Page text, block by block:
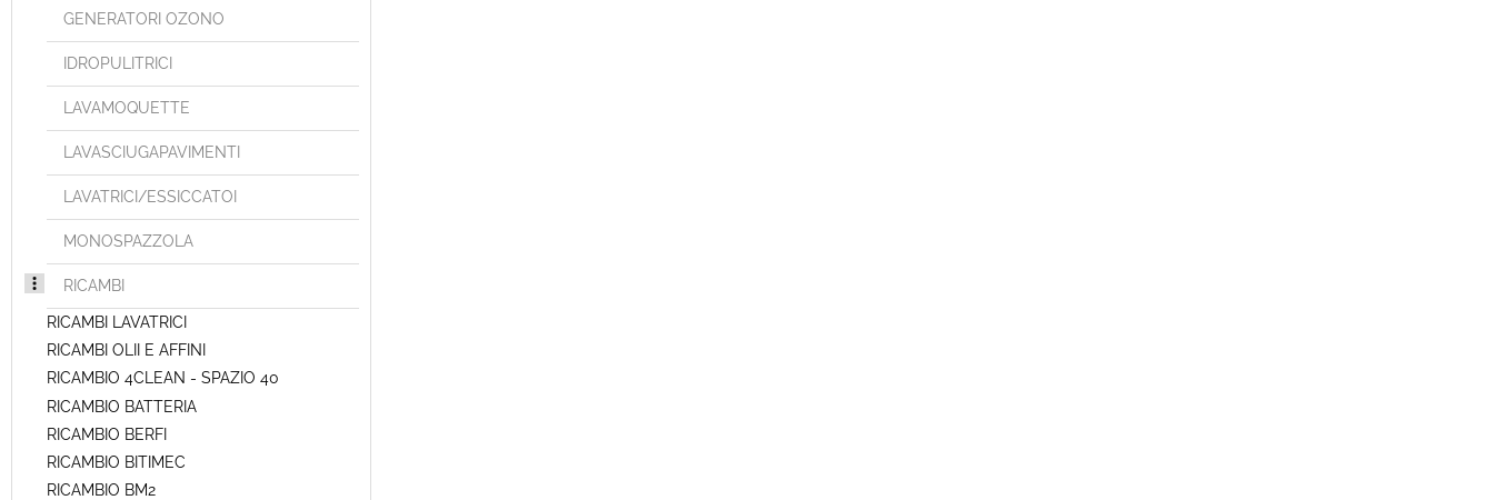
GENERATORI OZONO
IDROPULITRICI
LAVAMOQUETTE
LAVASCIUGAPAVIMENTI
LAVATRICI/ESSICCATOI
MONOSPAZZOLA
RICAMBI
RICAMBI LAVATRICI
RICAMBI OLII E AFFINI
RICAMBIO 4CLEAN - SPAZIO 40
RICAMBIO BATTERIA
RICAMBIO BERFI
RICAMBIO BITIMEC
RICAMBIO BM2